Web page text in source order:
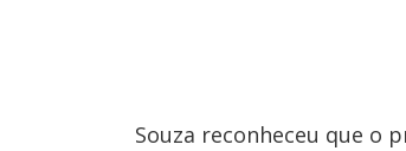
Souza reconheceu que o